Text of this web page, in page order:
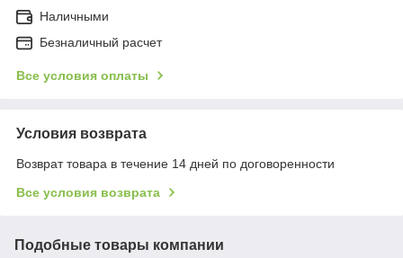
Наличными
Безналичный расчет
Все условия оплаты
Условия возврата
Возврат товара в течение 14 дней по договоренности
Все условия возврата
Подобные товары компании